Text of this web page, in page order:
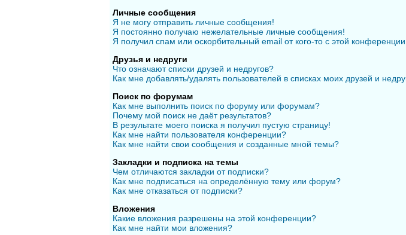
Личные сообщения
Я не могу отправить личные сообщения!
Я постоянно получаю нежелательные личные сообщения!
Я получил спам или оскорбительный email от кого-то с этой
Друзья и недруги
Что означают списки друзей и недругов?
Как мне добавлять/удалять пользователей в списках моих друзей и
Поиск по форумам
Как мне выполнить поиск по форуму или форумам?
Почему мой поиск не даёт результатов?
В результате моего поиска я получил пустую страницу!
Как мне найти пользователя конференции?
Как мне найти свои сообщения и созданные мной темы?
Закладки и подписка на темы
Чем отличаются закладки от подписки?
Как мне подписаться на определённую тему или форум?
Как мне отказаться от подписки?
Вложения
Какие вложения разрешены на этой конференции?
Как мне найти мои вложения?